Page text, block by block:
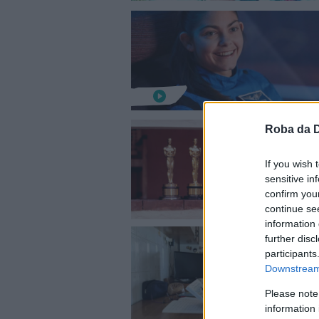
Roba da
If you wish
sensitive
confirm
continue
information
further
Please
information